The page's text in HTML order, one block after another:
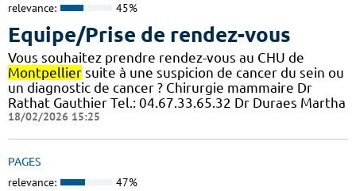
relevance: 45%
Equipe/Prise de rendez-vous
Vous souhaitez prendre rendez-vous au CHU de
Montpellier suite à une suspicion de cancer du sein ou
un diagnostic de cancer ? Chirurgie mammaire Dr
Rathat Gauthier Tel.: 04.67.33.65.32 Dr Duraes Martha
18/02/2026 15:25
PAGES
relevance: 47%